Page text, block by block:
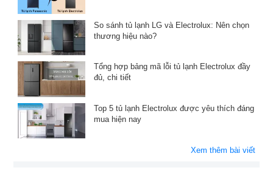
So sánh tủ lạnh LG và Electrolux: Nên chọn
thương hiệu nào?
Tổng hợp bảng mã lỗi tủ lạnh Electrolux đầy
đủ, chi tiết
Top 5 tủ lạnh Electrolux được yêu thích đáng
mua hiện nay
Xem thêm bài viết